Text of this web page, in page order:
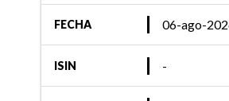
FECHA 06-ago-
ISIN -